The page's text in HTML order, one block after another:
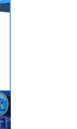
face până